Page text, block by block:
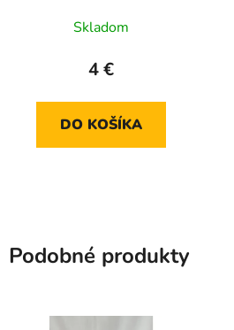
Skladom
4 €
DO KOŠÍKA
Podobné produkty